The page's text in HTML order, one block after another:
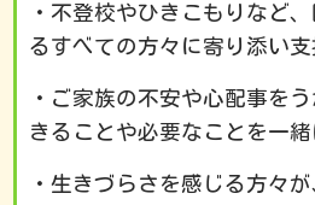
・不登校やひきこもりなど
るすべての方々に寄り添い支
・ご家族の不安や心配事を
きることや必要なことを一緒
・生きづらさを感じる方々